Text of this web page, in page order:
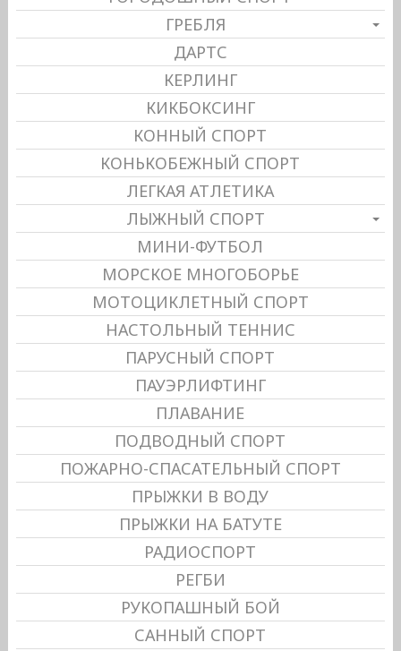
ГРЕБЛЯ
ДАРТС
КЕРЛИНГ
КИКБОКСИНГ
КОННЫЙ СПОРТ
КОНЬКОБЕЖНЫЙ СПОРТ
ЛЕГКАЯ АТЛЕТИКА
ЛЫЖНЫЙ СПОРТ
МИНИ-ФУТБОЛ
МОРСКОЕ МНОГОБОРЬЕ
МОТОЦИКЛЕТНЫЙ СПОРТ
НАСТОЛЬНЫЙ ТЕННИС
ПАРУСНЫЙ СПОРТ
ПАУЭРЛИФТИНГ
ПЛАВАНИЕ
ПОДВОДНЫЙ СПОРТ
ПОЖАРНО-СПАСАТЕЛЬНЫЙ СПОРТ
ПРЫЖКИ В ВОДУ
ПРЫЖКИ НА БАТУТЕ
РАДИОСПОРТ
РЕГБИ
РУКОПАШНЫЙ БОЙ
САННЫЙ СПОРТ